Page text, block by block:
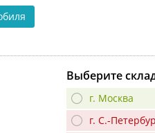
Выберите
г. Москва
г. С.-